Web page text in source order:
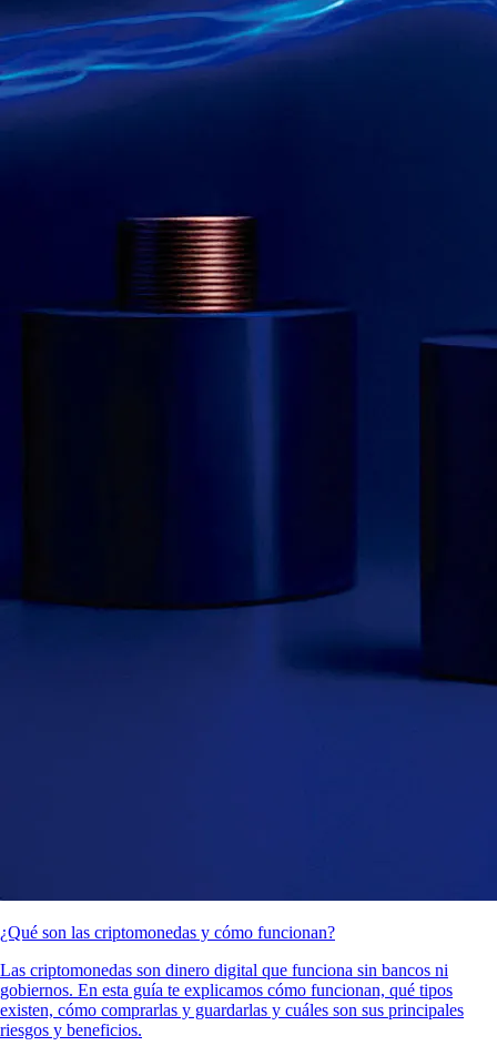
¿Qué son las criptomonedas y cómo funcionan?
Las criptomonedas son dinero digital que funciona sin bancos ni
gobiernos. En esta guía te explicamos cómo funcionan, qué tipos
existen, cómo comprarlas y guardarlas y cuáles son sus principales
riesgos y beneficios.